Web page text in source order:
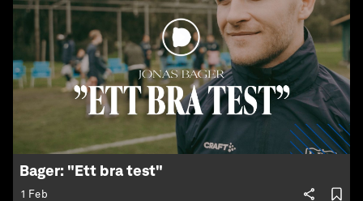
Bager: "Ett bra test"
1 Feb